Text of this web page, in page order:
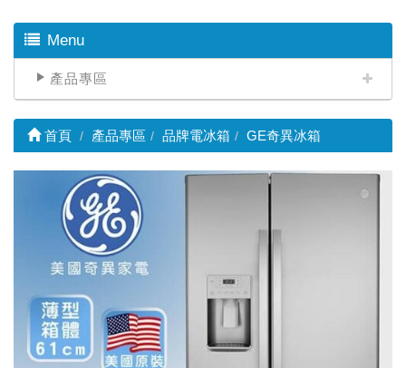
Menu
產品專區
首頁 產品專區 品牌電冰箱 GE奇異冰箱